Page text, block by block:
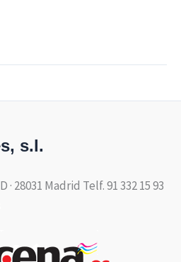
s.l.
28031 Madrid Telf. 91 332 15 93